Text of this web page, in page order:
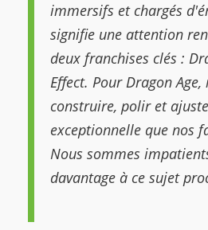
immersifs et chargés
signifie une attention
deux franchises clés :
Effect. Pour Dragon
construire, polir et
exceptionnelle que nos
Nous sommes
davantage à ce sujet